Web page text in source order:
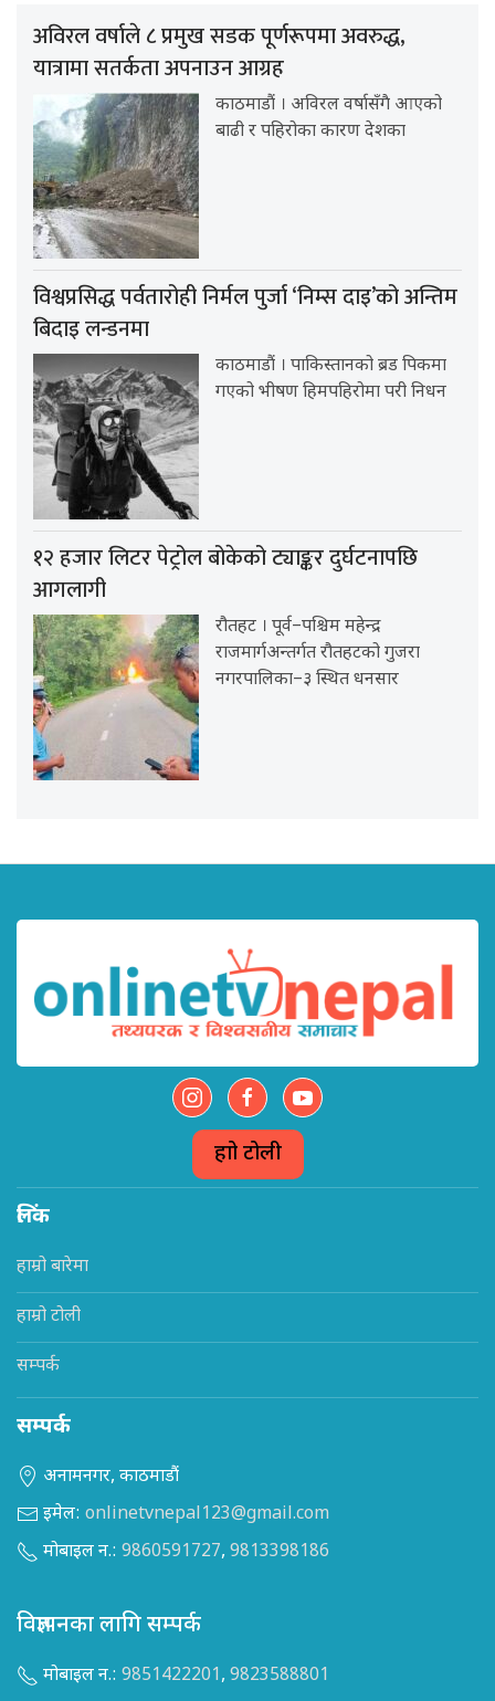
अविरल वर्षाले ८ प्रमुख सडक पूर्णरूपमा अवरुद्ध,
यात्रामा सतर्कता अपनाउन आग्रह
काठमाडौं । अविरल वर्षासँगै आएको
बाढी र पहिरोका कारण देशका
विश्वप्रसिद्ध पर्वतारोही निर्मल पुर्जा ‘निम्स दाइ’को अन्तिम
बिदाइ लन्डनमा
काठमाडौं । पाकिस्तानको ब्रड पिकमा
गएको भीषण हिमपहिरोमा परी निधन
१२ हजार लिटर पेट्रोल बोकेको ट्याङ्कर दुर्घटनापछि
आगलागी
रौतहट । पूर्व–पश्चिम महेन्द्र
राजमार्गअन्तर्गत रौतहटको गुजरा
नगरपालिका–३ स्थित धनसार
हाम्रो टोली
लिंक
हाम्रो बारेमा
हाम्रो टोली
सम्पर्क
सम्पर्क
अनामनगर, काठमाडौं
इमेल: onlinetvnepal123@gmail.com
मोबाइल न.: 9860591727, 9813398186
विज्ञापनका लागि सम्पर्क
मोबाइल न.: 9851422201, 9823588801